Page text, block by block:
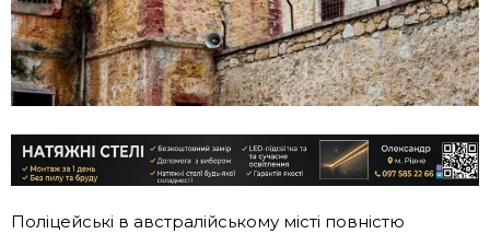
Поліцейські в австралійському місті повністю